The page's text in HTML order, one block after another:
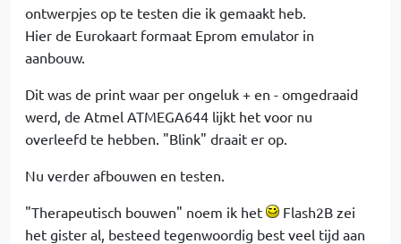
ontwerpjes op te testen die ik gemaakt heb.
Hier de Eurokaart formaat Eprom emulator in
aanbouw.
Dit was de print waar per ongeluk + en - omgedraaid
werd, de Atmel ATMEGA644 lijkt het voor nu
overleefd te hebben. "Blink" draait er op.
Nu verder afbouwen en testen.
"Therapeutisch bouwen" noem ik het
Flash2B zei
het gister al, besteed tegenwoordig best veel tijd aan